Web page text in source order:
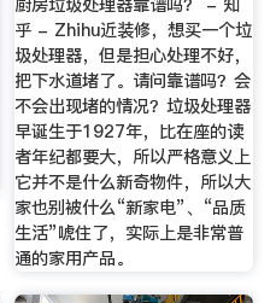
乎 - Zhihu近装修，想买一个垃
圾处理器，但是担心处理不好，
把下水道堵了。请问靠谱吗？会
不会出现堵的情况？垃圾处理器
早诞生于1927年，比在座的读
者年纪都要大，所以严格意义上
它并不是什么新奇物件，所以大
家也别被什么“新家电”、“品质
生活”唬住了，实际上是非常普
通的家用产品。